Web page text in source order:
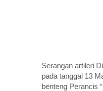
Serangan artileri
pada tanggal 13
benteng Perancis